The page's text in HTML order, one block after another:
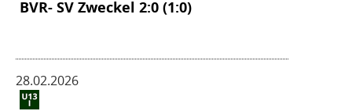
BVR- SV Zweckel 2:0 (1:0)
28.02.2026